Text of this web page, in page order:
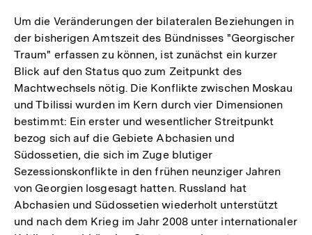
Um die Veränderungen der bilateralen Beziehungen in
der bisherigen Amtszeit des Bündnisses "Georgischer
Traum" erfassen zu können, ist zunächst ein kurzer
Blick auf den Status quo zum Zeitpunkt des
Machtwechsels nötig. Die Konflikte zwischen Moskau
und Tbilissi wurden im Kern durch vier Dimensionen
bestimmt: Ein erster und wesentlicher Streitpunkt
bezog sich auf die Gebiete Abchasien und
Südossetien, die sich im Zuge blutiger
Sezessionskonflikte in den frühen neunziger Jahren
von Georgien losgesagt hatten. Russland hat
Abchasien und Südossetien wiederholt unterstützt
und nach dem Krieg im Jahr 2008 unter internationaler